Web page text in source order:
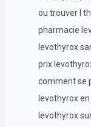
ou trouver l
pharmacie
levothyrox
prix
comment se
levothyrox
levothyrox